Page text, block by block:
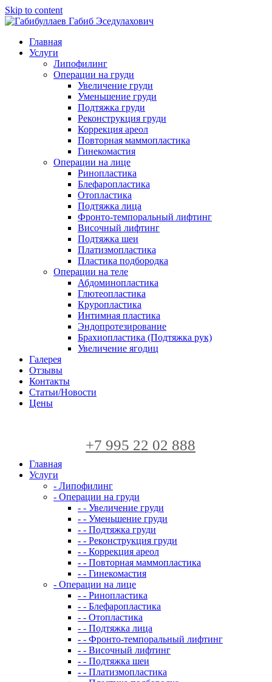
Skip to content
Главная
Услуги
Липофилинг
Операции на груди
Увеличение груди
Уменьшение груди
Подтяжка груди
Реконструкция груди
Коррекция ареол
Повторная маммопластика
Гинекомастия
Операции на лице
Ринопластика
Блефаропластика
Отопластика
Подтяжка лица
Фронто-темпоральный лифтинг
Височный лифтинг
Подтяжка шеи
Платизмопластика
Пластика подбородка
Операции на теле
Абдоминопластика
Глютеопластика
Круропластика
Интимная пластика
Эндопротезирование
Брахиопластика (Подтяжка рук)
Увеличение ягодиц
Галерея
Отзывы
Контакты
Статьи/Новости
Цены
+7 995 22 02 888
Главная
Услуги
- Липофилинг
- Операции на груди
- - Увеличение груди
- - Уменьшение груди
- - Подтяжка груди
- - Реконструкция груди
- - Коррекция ареол
- - Повторная маммопластика
- - Гинекомастия
- Операции на лице
- - Ринопластика
- - Блефаропластика
- - Отопластика
- - Подтяжка лица
- - Фронто-темпоральный лифтинг
- - Височный лифтинг
- - Подтяжка шеи
- - Платизмопластика